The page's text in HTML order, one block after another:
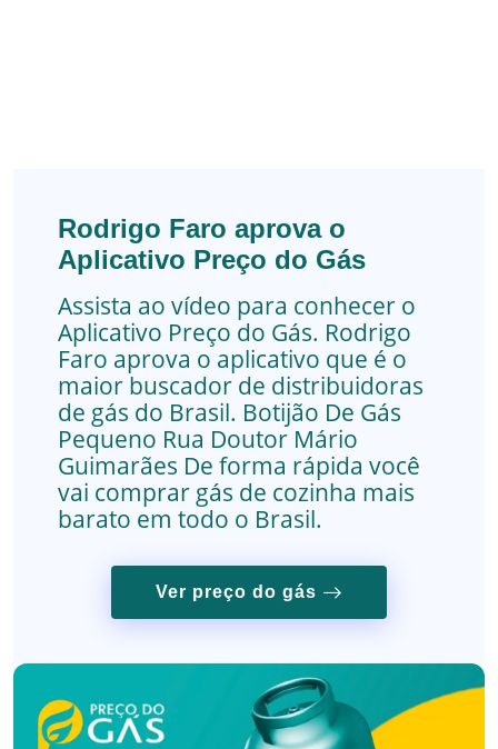
Rodrigo Faro aprova o
Aplicativo Preço do Gás
Assista ao vídeo para conhecer o
Aplicativo Preço do Gás. Rodrigo
Faro aprova o aplicativo que é o
maior buscador de distribuidoras
de gás do Brasil. Botijão De Gás
Pequeno Rua Doutor Mário
Guimarães De forma rápida você
vai comprar gás de cozinha mais
barato em todo o Brasil.
Ver preço do gás